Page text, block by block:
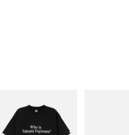
Billionaire Boys Club X Initial
D Cotton T-Shirt 3
立即購入